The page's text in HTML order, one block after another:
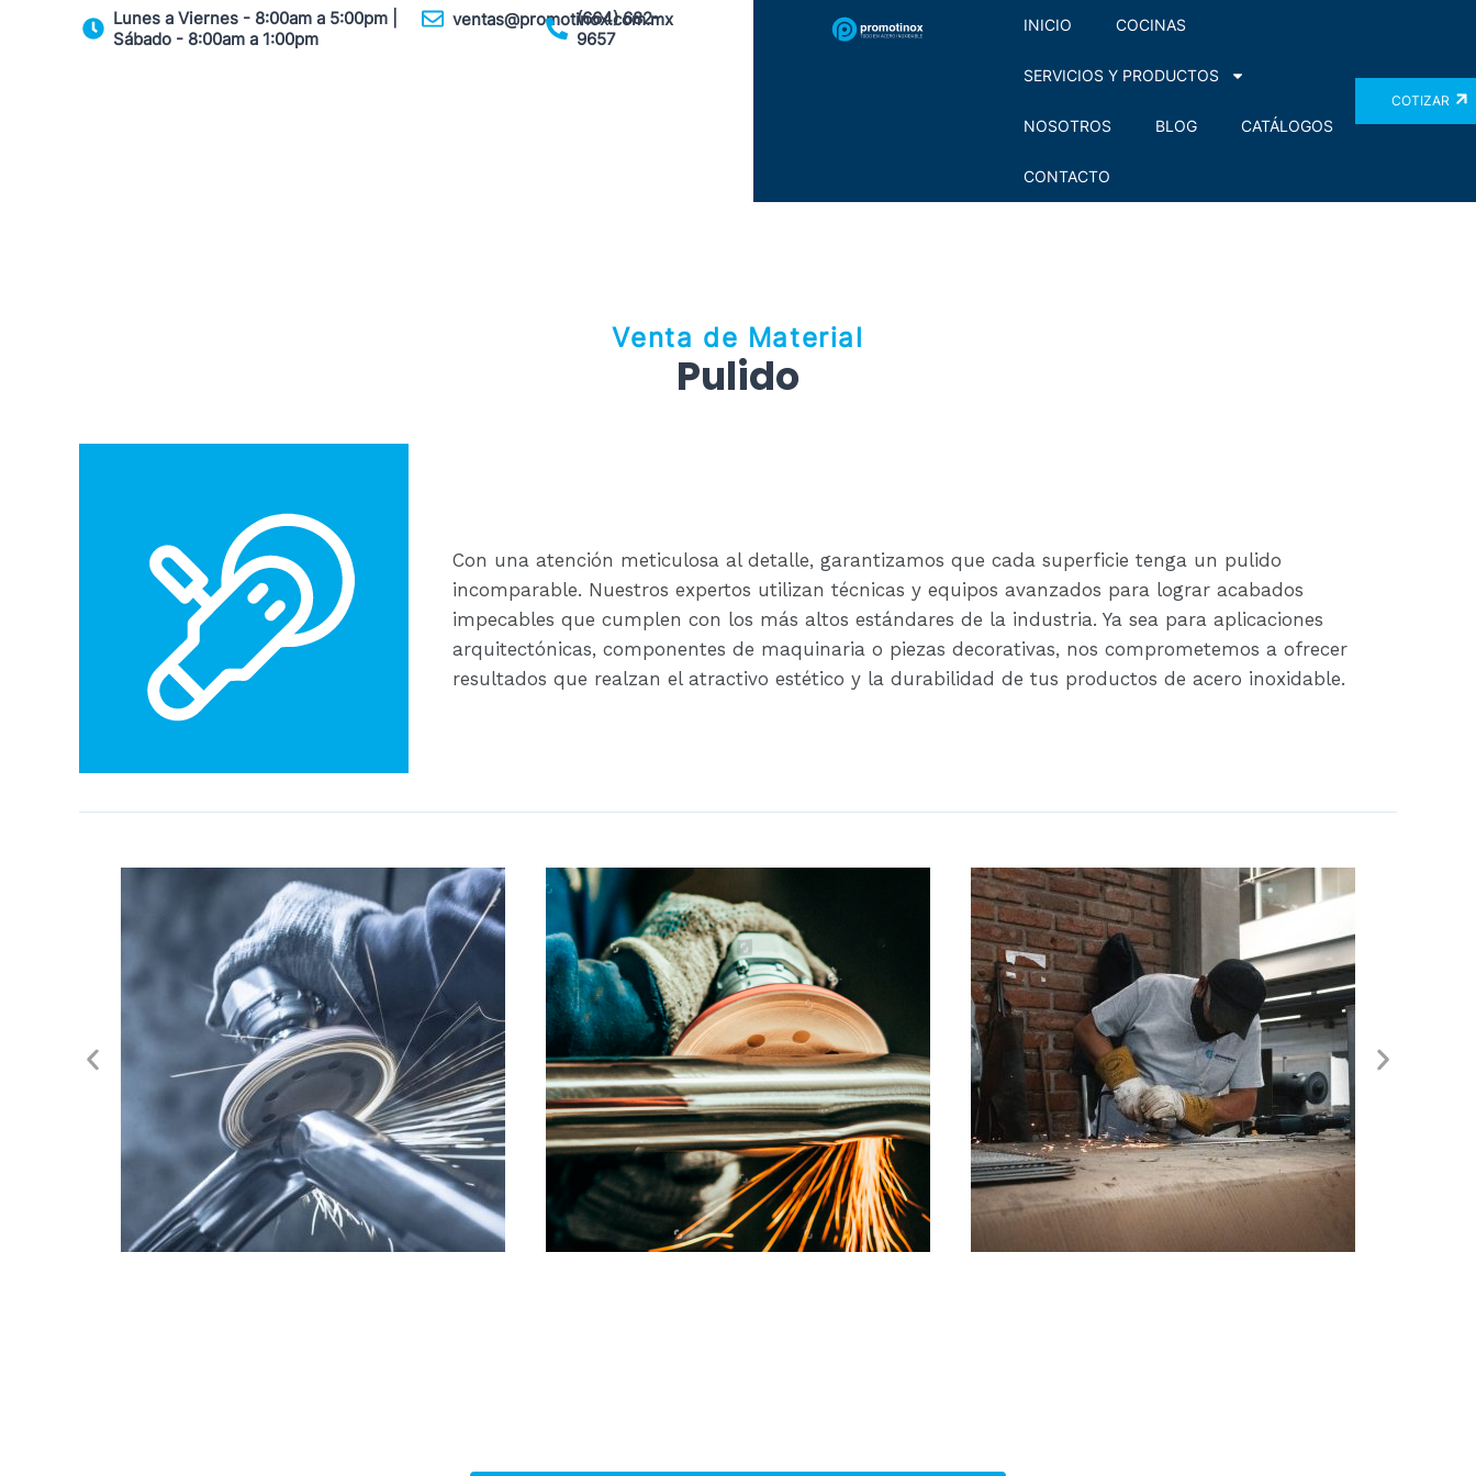
Lunes a Viernes - 8:00am a 5:00pm |
Sábado - 8:00am a 1:00pm
ventas@promotinox.com.mx
(664) 682-
9657
INICIO COCINAS
SERVICIOS Y PRODUCTOS
NOSOTROS BLOG CATÁLOGOS
CONTACTO
COTIZAR
Venta de Material
Pulido
Con una atención meticulosa al detalle, garantizamos que cada superficie tenga un pulido
incomparable. Nuestros expertos utilizan técnicas y equipos avanzados para lograr acabados
impecables que cumplen con los más altos estándares de la industria. Ya sea para aplicaciones
arquitectónicas, componentes de maquinaria o piezas decorativas, nos comprometemos a ofrecer
resultados que realzan el atractivo estético y la durabilidad de tus productos de acero inoxidable.